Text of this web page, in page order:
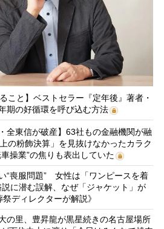
こと】ベストセラー『定年後』著者・
期の好循環を呼び込む方法
全東信が破産】63社もの金融機関が融
の粉飾決算」を見抜けなかったカラク
操業”の焦りも表出していた
“喪服問題” 女性は「ワンピースを着
に潜む誤解、なぜ「ジャケット」が
ディレクターが解説》
の里、豊昇龍が黒星続きの名古屋場所